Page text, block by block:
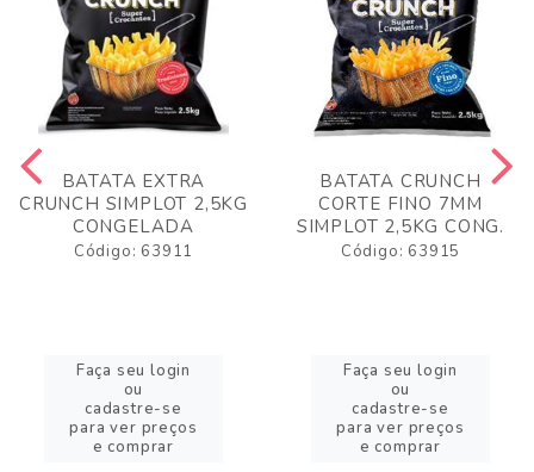
BATATA EXTRA
CRUNCH SIMPLOT 2,5KG
CONGELADA
Código: 63911
Faça seu login
ou
cadastre-se
para ver preços
e comprar
BATATA CRUNCH
CORTE FINO 7MM
SIMPLOT 2,5KG CONG.
Código: 63915
Faça seu login
ou
cadastre-se
para ver preços
e comprar